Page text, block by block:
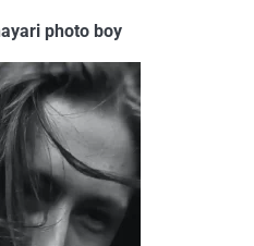
photo boy